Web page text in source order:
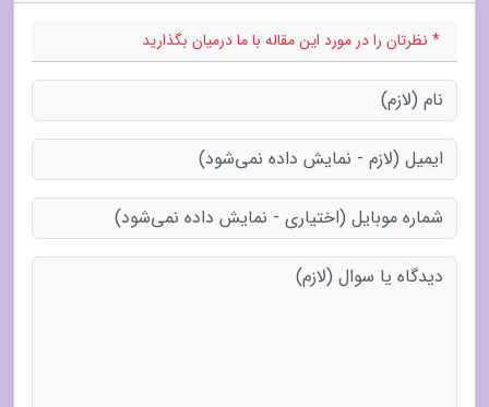
* نظرتان را در مورد این مقاله با ما درمیان بگذارید